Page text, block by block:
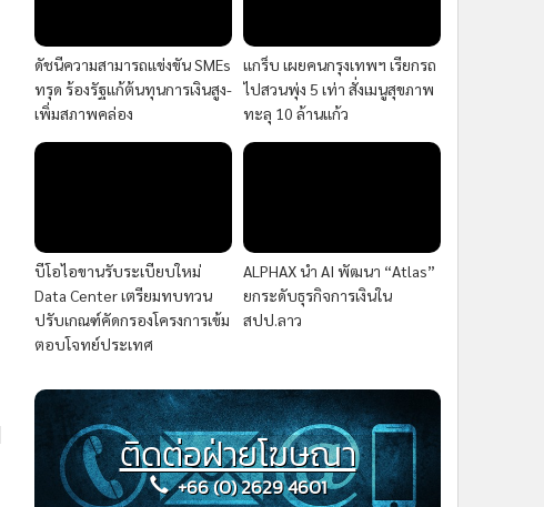
ดัชนีความสามารถแข่งขัน SMEs
ทรุด ร้องรัฐแก้ต้นทุนการเงินสูง-
เพิ่มสภาพคล่อง
แกร็บ เผยคนกรุงเทพฯ เรียกรถ
ไปสวนพุ่ง 5 เท่า สั่งเมนูสุขภาพ
ทะลุ 10 ล้านแก้ว
บีโอไอขานรับระเบียบใหม่
Data Center เตรียมทบทวน
ปรับเกณฑ์คัดกรองโครงการเข้ม
ตอบโจทย์ประเทศ
ALPHAX นำ AI พัฒนา “Atlas”
ยกระดับธุรกิจการเงินใน
สปป.ลาว
ติดต่อฝ่ายโฆษณา
+66 (0) 2629 4601